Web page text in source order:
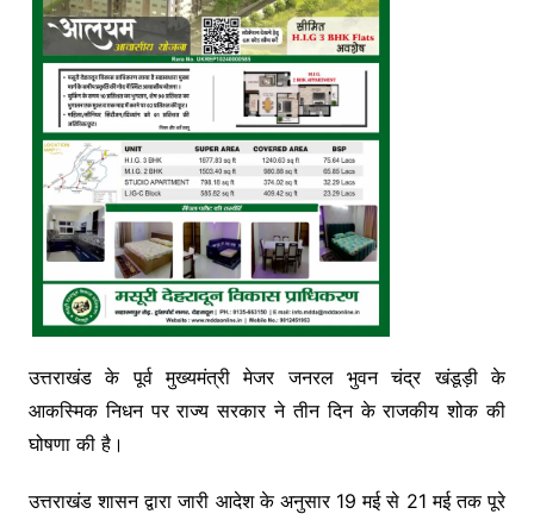
उत्तराखंड के पूर्व मुख्यमंत्री मेजर जनरल भुवन चंद्र खंडूड़ी के
आकस्मिक निधन पर राज्य सरकार ने तीन दिन के राजकीय शोक की
घोषणा की है।
उत्तराखंड शासन द्वारा जारी आदेश के अनुसार 19 मई से 21 मई तक पूरे